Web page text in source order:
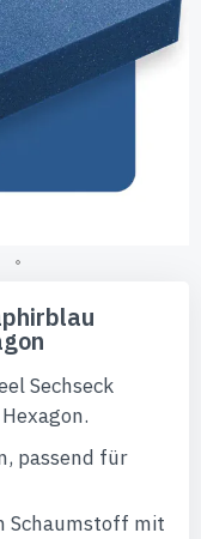
Sechseck
passend für
Schaumstoff mit